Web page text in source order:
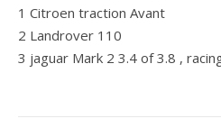
1 Citroen traction Avant
2 Landrover 110
3 jaguar Mark 2 3.4 of 3.8 ,